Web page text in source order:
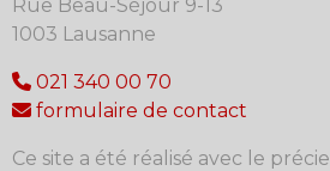
Rue Beau-Séjour 9-13
1003 Lausanne
021 340 00 70
formulaire de contact
Ce site a été réalisé avec le